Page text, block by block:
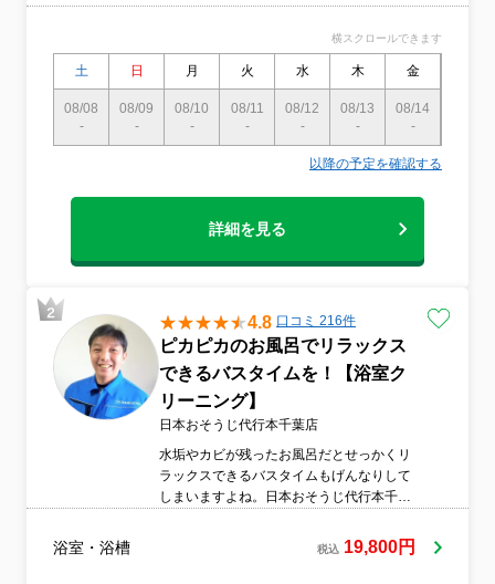
「ALLSMILESに頼んでよかった。また次も
よろしくね！」と言われるように、これま
が責任を持ってお伺いします。
ALLSMILES 代表 木村寛樹
横スクロールできます
土 日 月 火 水 木 金
08/08
-
08/09
-
08/10
-
08/11
-
08/12
-
08/13
-
08/14
-
以降の予定を確認する
詳細を見る
4.8 口コミ 216件
ピカピカのお風呂でリラックス
できるバスタイムを！【浴室ク
リーニング】
日本おそうじ代行本千葉店
水垢やカビが残ったお風呂だとせっかくリ
ラックスできるバスタイムもげんなりして
しまいますよね。日本おそうじ代行本千葉
カビ、鏡のウロコ取りはもちろんエプロン
タイプの浴槽は、エプロンを取り外し内部
浴室・浴槽 税込 19,800円